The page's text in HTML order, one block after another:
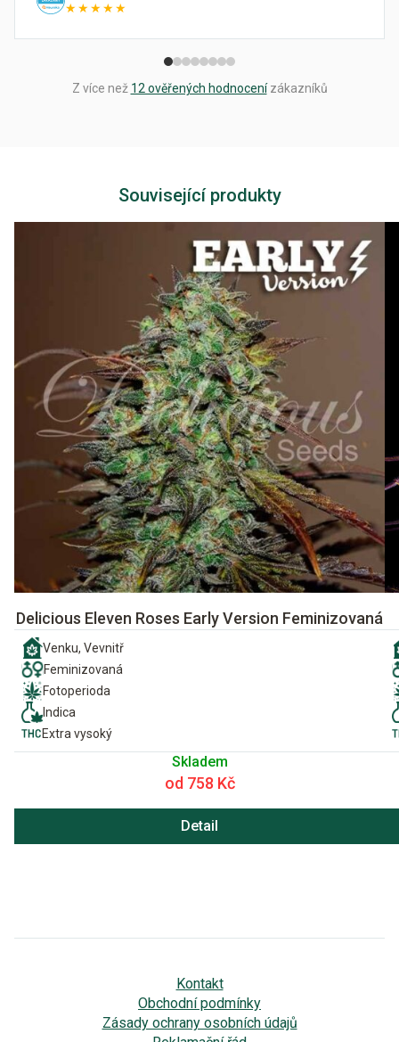
★★★★★
Z více než 12 ověřených hodnocenízákazníků
Související produkty
Delicious Eleven Roses Early Version Feminizovaná
Venku, Vevnitř
Feminizovaná
Fotoperioda
Indica
Extra vysoký
Skladem
od 758 Kč
Detail
Kontakt
Obchodní podmínky
Zásady ochrany osobních údajů